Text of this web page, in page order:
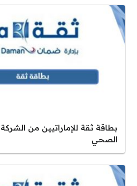
بطاقة ثقة للإماراتيين من
الصحي